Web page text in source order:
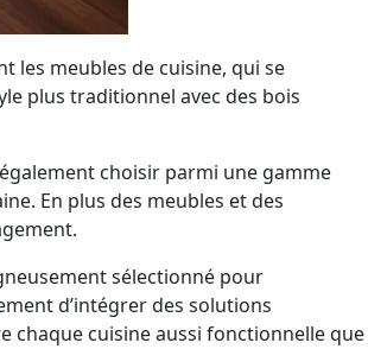
les meubles de cuisine, qui se
plus traditionnel avec des bois
choisir parmi une gamme
En plus des meubles et des
sélectionné pour
d’intégrer des solutions
chaque cuisine aussi fonctionnelle que